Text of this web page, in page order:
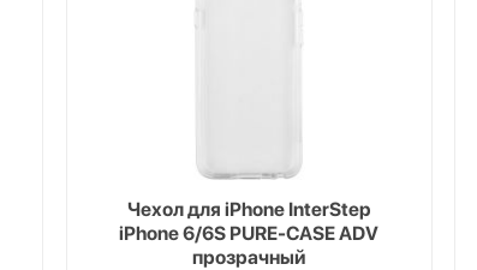
Чехол для iPhone InterStep
iPhone 6/6S PURE-CASE ADV
прозрачный